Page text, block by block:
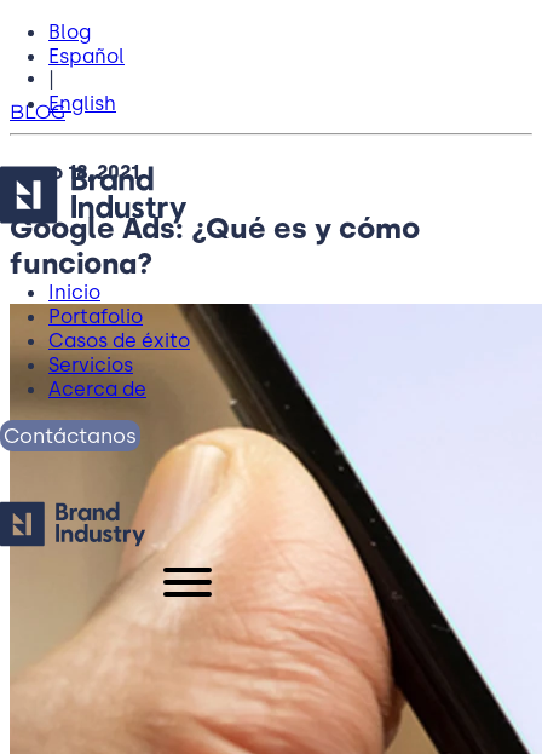
Blog
Español
|
English
Inicio
Portafolio
Casos de éxito
Servicios
Acerca de
Contáctanos
BLOG
mayo 18, 2021
Google Ads: ¿Qué es y cómo
funciona?